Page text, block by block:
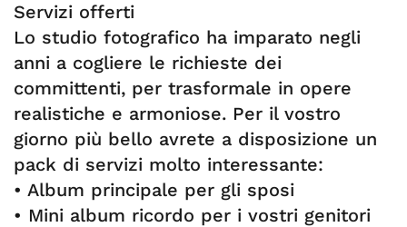
Servizi offerti
Lo studio fotografico ha imparato negli
anni a cogliere le richieste dei
committenti, per trasformale in opere
realistiche e armoniose. Per il vostro
giorno più bello avrete a disposizione un
pack di servizi molto interessante:
• Album principale per gli sposi
• Mini album ricordo per i vostri genitori